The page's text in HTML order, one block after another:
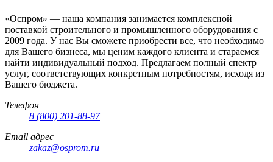
«Оспром» — наша компания занимается комплексной
поставкой строительного и промышленного оборудования с
2009 года. У нас Вы сможете приобрести все, что необходимо
для Вашего бизнеса, мы ценим каждого клиента и стараемся
найти индивидуальный подход. Предлагаем полный спектр
услуг, соответствующих конкретным потребностям, исходя из
Вашего бюджета.
Телефон
8 (800) 201-88-97
Email адрес
zakaz@osprom.ru